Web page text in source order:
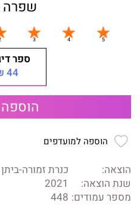
שפרה
ספר
44 ₪
הוספה למועדפים
הוצאה:
כנרת זמורה-ביתן
שנת הוצאה:
2021
מספר עמודים: 448